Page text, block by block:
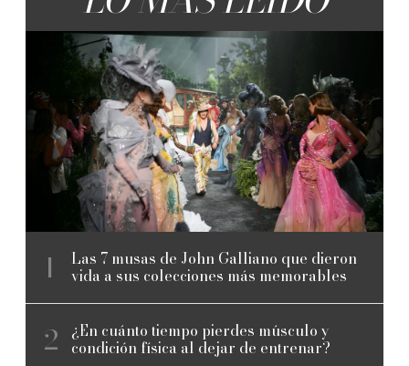
Las 7 musas de John Galliano que dieron
vida a sus colecciones más memorables
¿En cuánto tiempo pierdes músculo y
condición física al dejar de entrenar?